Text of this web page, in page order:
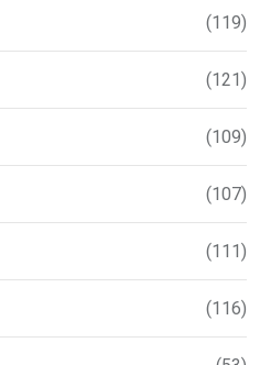
(119)
(121)
(109)
(107)
(111)
(116)